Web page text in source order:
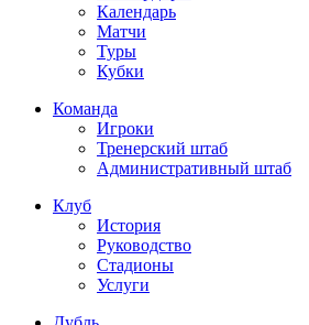
Календарь
Матчи
Туры
Кубки
Команда
Игроки
Тренерский штаб
Административный штаб
Клуб
История
Руководство
Стадионы
Услуги